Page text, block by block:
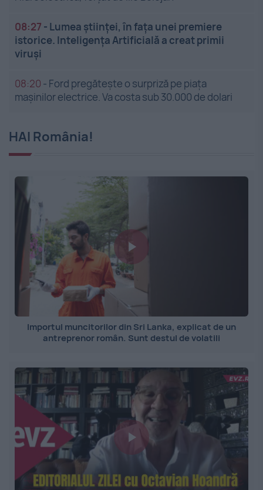
08:27 - Lumea științei, în fața unei premiere
istorice. Inteligența Artificială a creat primii
viruși
08:20 - Ford pregătește o surpriză pe piața
mașinilor electrice. Va costa sub 30.000 de dolari
HAI România!
Importul muncitorilor din Sri Lanka, explicat de un
antreprenor român. Sunt destul de volatili